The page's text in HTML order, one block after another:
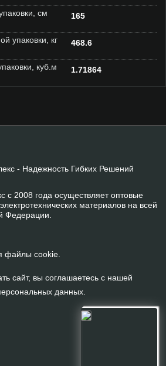
см 165
упаковки, кг 468.6
куб.м 1.71864
с 2008 года осуществляет оптовые
материалов на всей
Федерации.
файлы cookie.
сайт, вы соглашаетесь с нашей
данных